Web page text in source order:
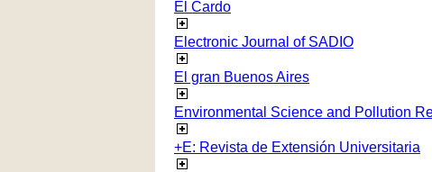
El Cardo
Electronic Journal of SADIO
El gran Buenos Aires
Environmental Science and Pollution
+E: Revista de Extensión Universitaria